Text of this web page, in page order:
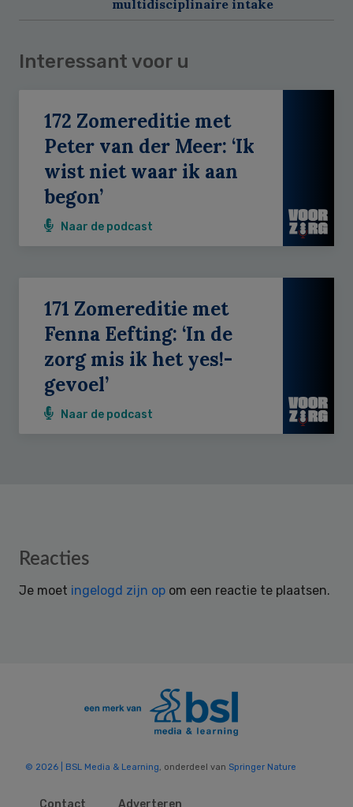
multidisciplinaire intake
Interessant voor u
172 Zomereditie met
Peter van der Meer: ‘Ik
wist niet waar ik aan
begon’
Naar de podcast
171 Zomereditie met
Fenna Eefting: ‘In de
zorg mis ik het yes!-
gevoel’
Naar de podcast
Reader
Reacties
Je moet ingelogd zijn op om een reactie te plaatsen.
© 2026 | BSL Media & Learning, onderdeel van Springer Nature
Contact Adverteren